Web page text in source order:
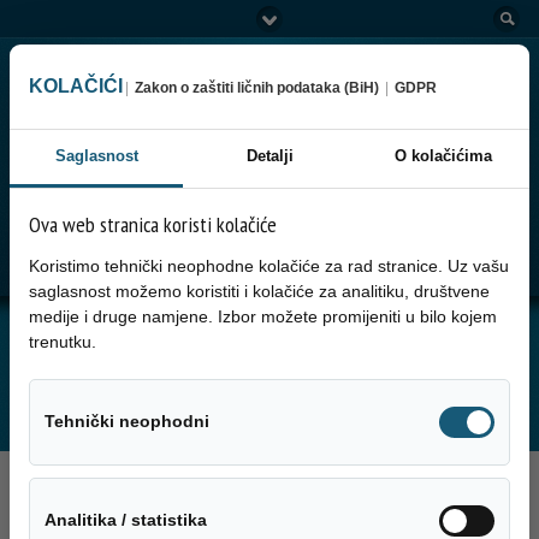
Go to:
JUTARNJA SERVISNA INFORMACIJA ZA
17.03.2026. GODINE
17. Marta 2026.
KOLAČIĆI Zakon o zaštiti ličnih podataka (BiH) GDPR
Saglasnost Detalji O kolačićima
Ova web stranica koristi kolačiće
Koristimo tehnički neophodne kolačiće za rad stranice. Uz vašu
saglasnost možemo koristiti i kolačiće za analitiku, društvene
medije i druge namjene. Izbor možete promijeniti u bilo kojem
trenutku.
Tehnički neophodni Tehnički
Analitika / statistika Analitika /